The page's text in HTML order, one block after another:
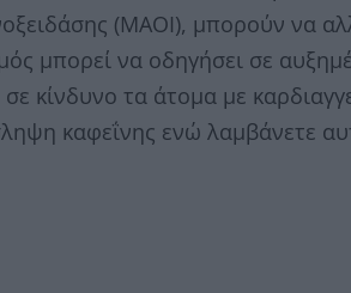
(ΜΑΟΙ), μπορούν να
μπορεί να οδηγήσει σε
κίνδυνο τα άτομα με
καφεΐνης ενώ λαμβάνετε